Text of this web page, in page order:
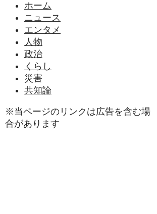
ホーム
ニュース
エンタメ
人物
政治
くらし
災害
共知論
※当ページのリンクは広告を含む場
合があります